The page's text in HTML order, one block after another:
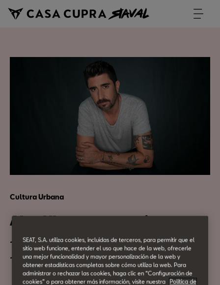
Cultura Urbana
Alex Ubago, en concierto
14 de Febrero
19:00h
SEAT, S.A. utiliza cookies, incluidas de terceros, para permitir que el
sitio web funcione, entender el uso que hace de la web, ofrecerle
una mejor funcionalidad y mayor personalización de la web y
obtener estadísticas completas sobre cómo utiliza la web. Para
administrar o rechazar las cookies, haga clic en “Configuración de
cookies” o para obtener más información, visite nuestra
Política de